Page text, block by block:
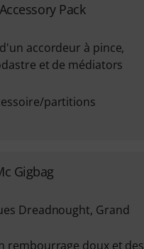
Pack
accordeur à pince,
et de médiators
partitions
Gigbag
Dreadnought, Grand
rembourrage doux et des